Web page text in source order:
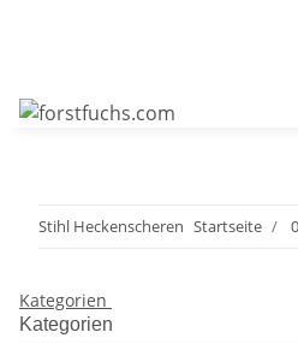
Stihl Heckenscheren Startseite
Kategorien
Kategorien